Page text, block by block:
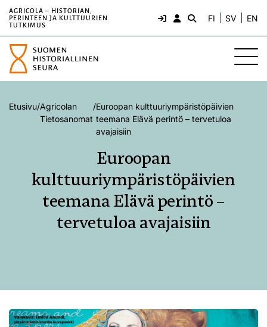
AGRICOLA – HISTORIAN,
PERINTEEN JA KULTTUURIEN
TUTKIMUS
FI SV EN
Etusivu/Agricolan
Tietosanomat
/Euroopan kulttuuriympäristöpäivien
teemana Elävä perintö – tervetuloa
avajaisiin
Euroopan
kulttuuriympäristöpäivien
teemana Elävä perintö –
tervetuloa avajaisiin